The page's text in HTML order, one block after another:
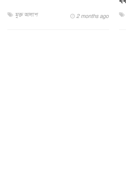
মুক্ত আলাপ 2 months ago